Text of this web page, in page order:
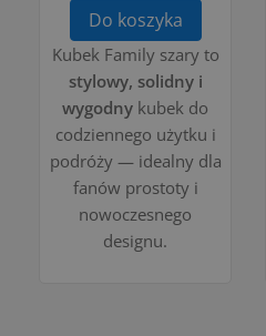
Do koszyka
Kubek Family szary to
stylowy, solidny i
wygodny kubek do
codziennego użytku i
podróży — idealny dla
fanów prostoty i
nowoczesnego
designu.